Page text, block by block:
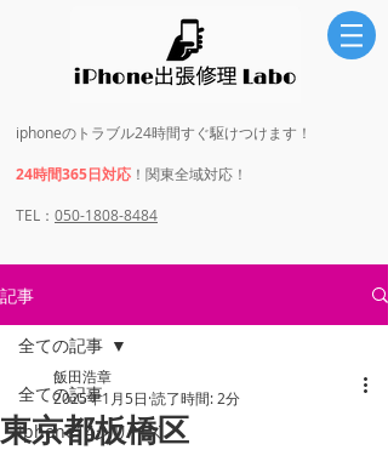
iphoneのトラブル24時間すぐ駆けつけます！
24時間365日対応 ！関東全域対応！
​​TEL： 050-1808-8484
記事
全ての記事
iphone14シリーズ
全ての記事
東京都板橋区
飯田浩章
2025年1月5日 読了時間: 2分